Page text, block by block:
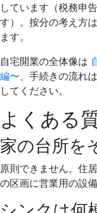
しています（税務申
す）。按分の考え方
ます。
自宅開業の全体像は
編〜、手続きの流れは
してください。
よくある
家の台所を
原則できません。住
の区画に営業用の設